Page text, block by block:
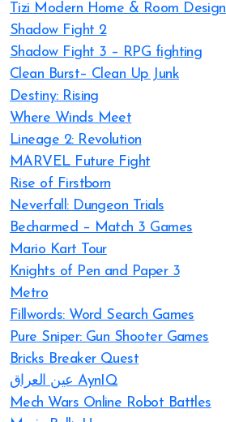
Tizi Modern Home & Room Design
Shadow Fight 2
Shadow Fight 3 – RPG fighting
Clean Burst– Clean Up Junk
Destiny: Rising
Where Winds Meet
Lineage 2: Revolution
MARVEL Future Fight
Rise of Firstborn
Neverfall: Dungeon Trials
Becharmed – Match 3 Games
Mario Kart Tour
Knights of Pen and Paper 3
Metro
Fillwords: Word Search Games
Pure Sniper: Gun Shooter Games
Bricks Breaker Quest
عين العراق AynIQ
Mech Wars Online Robot Battles